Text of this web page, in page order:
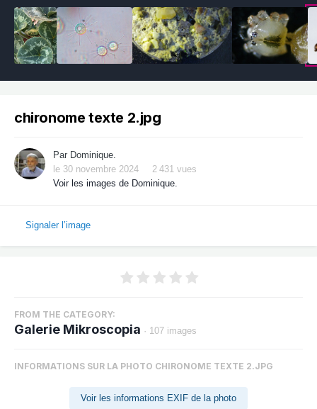
chironome texte 2.jpg
Par Dominique.
le 30 novembre 2024
2 431 vues
Voir les images de Dominique.
Signaler l’image
FROM THE CATEGORY:
Galerie Mikroscopia · 107 images
INFORMATIONS SUR LA PHOTO CHIRONOME TEXTE 2.JPG
Voir les informations EXIF de la photo